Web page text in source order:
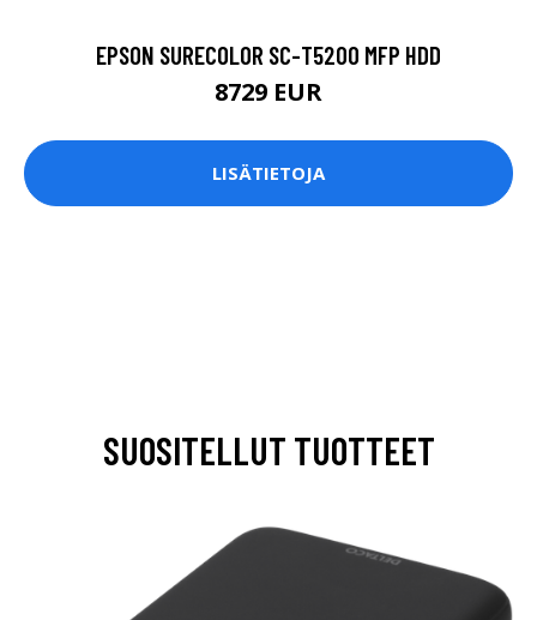
EPSON SURECOLOR SC-T5200 MFP HDD
8729 EUR
LISÄTIETOJA
SUOSITELLUT TUOTTEET